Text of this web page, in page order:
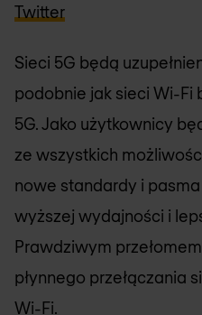
Twitter
Sieci 5G będą
podobnie jak sieci Wi-Fi
5G. Jako użytkownicy
ze wszystkich
nowe standardy i
wyższej wydajności i
Prawdziwym
płynnego przełączania
Wi-Fi.